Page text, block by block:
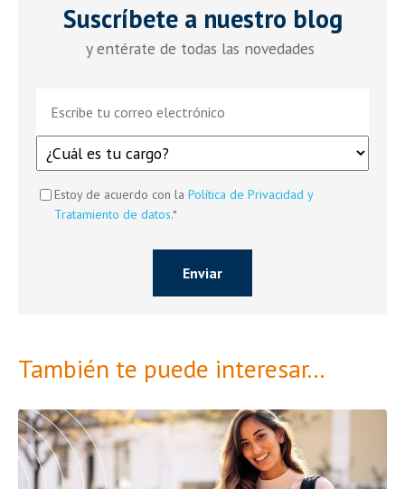
Suscríbete a nuestro blog
y entérate de todas las novedades
Estoy de acuerdo con la Política de Privacidad y
Tratamiento de datos.*
También te puede interesar...